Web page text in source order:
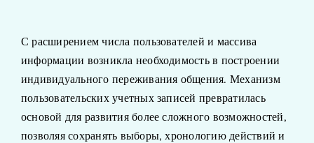
С расширением числа пользователей и массива
информации возникла необходимость в построении
индивидуального переживания общения. Механизм
пользовательских учетных записей превратилась
основой для развития более сложного возможностей,
позволяя сохранять выборы, хронологию действий и